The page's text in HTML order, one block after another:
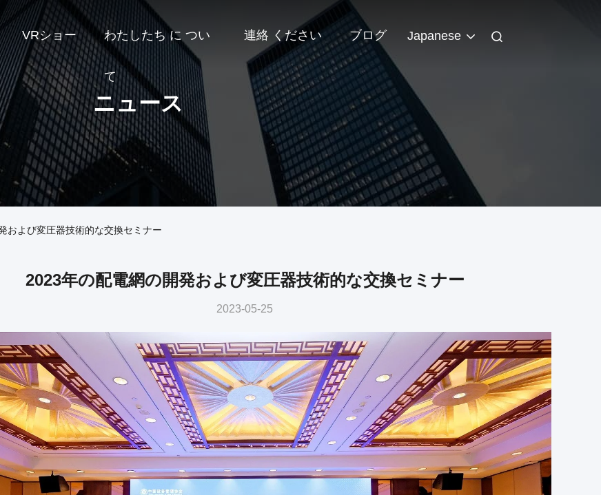
VRショー わたしたち に つい
て
連絡 ください ブログ Japanese
ニュース
および変圧器技術的な交換セミナー
2023年の配電網の開発および変圧器技術的な交換セミナー
2023-05-25